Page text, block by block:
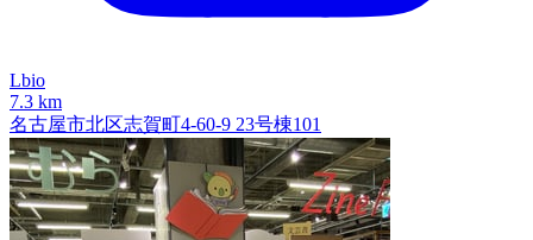
Lbio
7.3 km
名古屋市北区志賀町4-60-9 23号棟101